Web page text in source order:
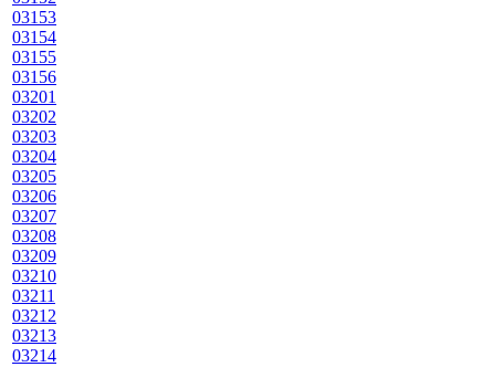
03153
03154
03155
03156
03201
03202
03203
03204
03205
03206
03207
03208
03209
03210
03211
03212
03213
03214